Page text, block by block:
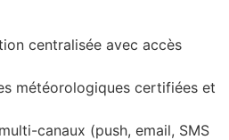
centralisée avec accès
météorologiques certifiées et
canaux (push, email, SMS